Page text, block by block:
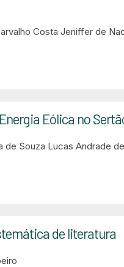
Costa Jeniffer de
Eólica no
de Souza Lucas Andrade
de literatura